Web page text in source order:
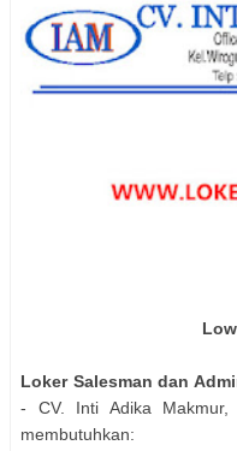
Loker Salesman dan
- CV. Inti Adika Makmur,
membutuhkan: